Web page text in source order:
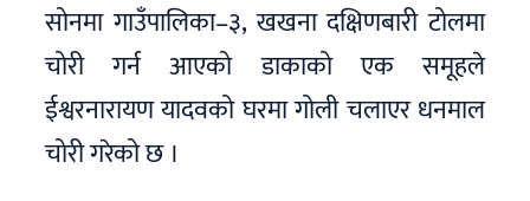
सोनमा गाउँपालिका–३, खखना दक्षिणबारी टोलमा
चोरी गर्न आएको डाकाको एक समूहले
ईश्वरनारायण यादवको घरमा गोली चलाएर धनमाल
चोरी गरेको छ ।